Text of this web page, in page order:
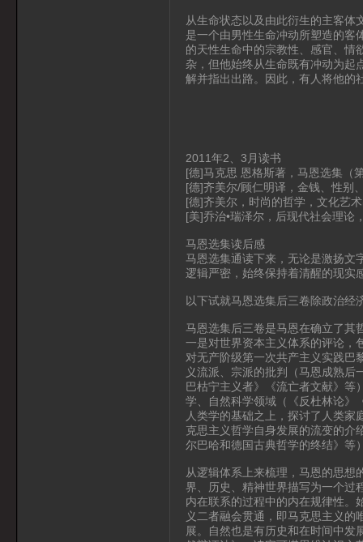
从生命状态以及由此衍生的主客体
是一个由男性生命冲动所塑造的客
的天性生命中的宗教性、感官、情
杂，但他始终从生命既有冲动为起
解并指出出路。因此，有人将他的
2011年2、3月读书
[德]马克思 恩格斯著，马恩选集（
[德]齐美尔/顾仁明译，金钱、性别
[德]齐美尔，时尚的哲学，文化艺
[美]乔治•瑞泽尔，后现代社会理论
马恩选集读后感
马恩选集通读下来，无论是激扬文
逻辑严密，始终保持着清醒的现实
以下试就马恩选集后三卷除政治经
马恩选集后三卷是马恩在确立了其
一是对世界资本主义体系的评论，
对无产阶级第一次共产主义实践巴
义流派、宗派的批判（马恩成熟
巴枯宁主义者》《流亡者文献》等
学、自然科学领域（《反杜林论》
人类学的基础之上，探讨了人类
克思主义哲学自身发展的流变的介
尔巴哈和德国古典哲学的终结》等
从逻辑体系上来梳理，马恩的思想
界、历史、精神世界描写为一个过
内在联系的过程中的内在规律性。
义二者融会贯通，即马克思主义
展。自然也是有历史和在时间中发